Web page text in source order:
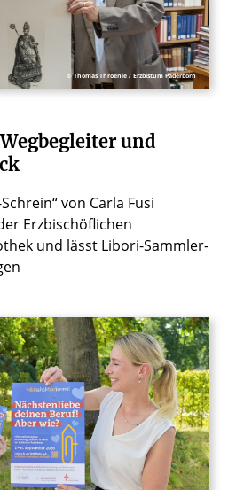
© Thomas Throenle / Erzbistum Paderborn
Wegbegleiter und
von Carla Fusi
Erzbischöflichen
und lässt Libori-Sammler-